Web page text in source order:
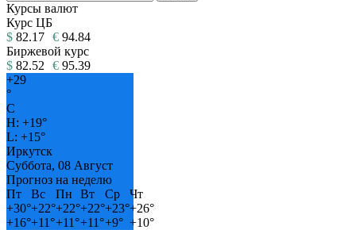
Курсы валют
Курс ЦБ
$ 82.17 € 94.84
Биржевой курс
$ 82.52 € 95.39
+29
°
C
H: +19°
L: +15°
Иркутск
Суббота, 08 Август
Прогноз на неделю
Пт
Вс Пн Вт Ср
Чт
+30°+22°+22°+22°+23°+26°
+16°+11°+11°+11°+9° +10°